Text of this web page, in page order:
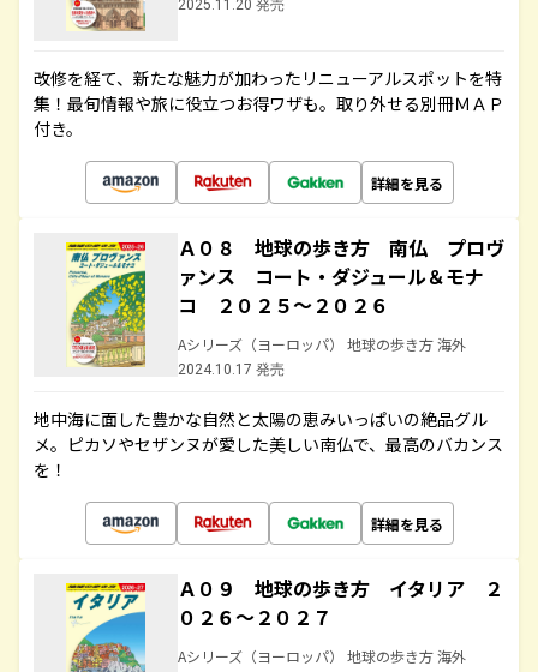
2025.11.20 発売
改修を経て、新たな魅力が加わったリニューアルスポットを特
集！最旬情報や旅に役立つお得ワザも。取り外せる別冊ＭＡＰ
付き。
詳細を見る
Ａ０８ 地球の歩き方 南仏 プロヴ
ァンス コート・ダジュール＆モナ
コ ２０２５～２０２６
Aシリーズ（ヨーロッパ） 地球の歩き方 海外
2024.10.17 発売
地中海に面した豊かな自然と太陽の恵みいっぱいの絶品グル
メ。ピカソやセザンヌが愛した美しい南仏で、最高のバカンス
を！
詳細を見る
Ａ０９ 地球の歩き方 イタリア ２
０２６～２０２７
Aシリーズ（ヨーロッパ） 地球の歩き方 海外